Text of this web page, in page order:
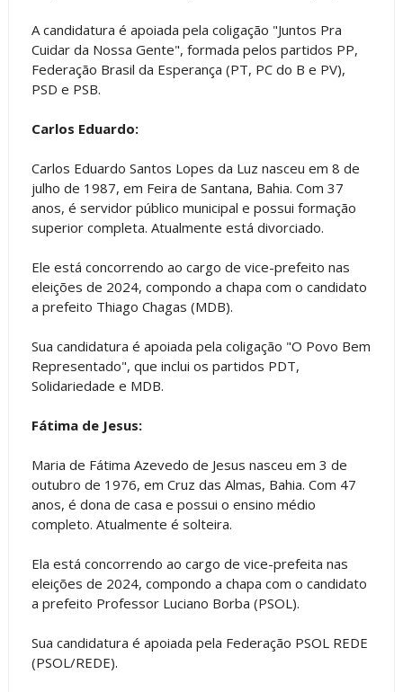
A candidatura é apoiada pela coligação "Juntos Pra
Cuidar da Nossa Gente", formada pelos partidos PP,
Federação Brasil da Esperança (PT, PC do B e PV),
PSD e PSB.
Carlos Eduardo:
Carlos Eduardo Santos Lopes da Luz nasceu em 8 de
julho de 1987, em Feira de Santana, Bahia. Com 37
anos, é servidor público municipal e possui formação
superior completa. Atualmente está divorciado.
Ele está concorrendo ao cargo de vice-prefeito nas
eleições de 2024, compondo a chapa com o candidato
a prefeito Thiago Chagas (MDB).
Sua candidatura é apoiada pela coligação "O Povo Bem
Representado", que inclui os partidos PDT,
Solidariedade e MDB.
Fátima de Jesus:
Maria de Fátima Azevedo de Jesus nasceu em 3 de
outubro de 1976, em Cruz das Almas, Bahia. Com 47
anos, é dona de casa e possui o ensino médio
completo. Atualmente é solteira.
Ela está concorrendo ao cargo de vice-prefeita nas
eleições de 2024, compondo a chapa com o candidato
a prefeito Professor Luciano Borba (PSOL).
Sua candidatura é apoiada pela Federação PSOL REDE
(PSOL/REDE).